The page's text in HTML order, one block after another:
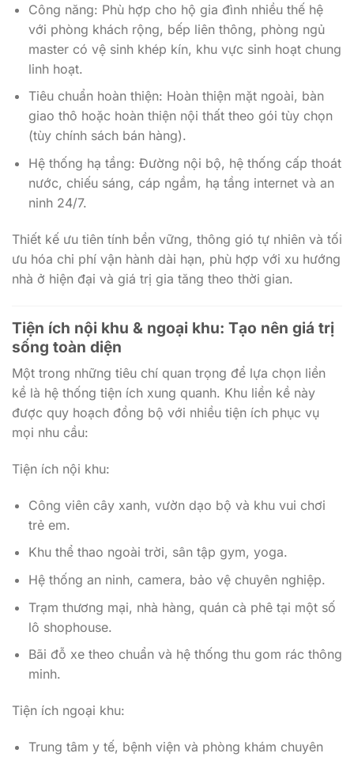
Công năng: Phù hợp cho hộ gia đình nhiều thế hệ
với phòng khách rộng, bếp liên thông, phòng ngủ
master có vệ sinh khép kín, khu vực sinh hoạt chung
linh hoạt.
Tiêu chuẩn hoàn thiện: Hoàn thiện mặt ngoài, bàn
giao thô hoặc hoàn thiện nội thất theo gói tùy chọn
(tùy chính sách bán hàng).
Hệ thống hạ tầng: Đường nội bộ, hệ thống cấp thoát
nước, chiếu sáng, cáp ngầm, hạ tầng internet và an
ninh 24/7.
Thiết kế ưu tiên tính bền vững, thông gió tự nhiên và tối
ưu hóa chi phí vận hành dài hạn, phù hợp với xu hướng
nhà ở hiện đại và giá trị gia tăng theo thời gian.
Tiện ích nội khu & ngoại khu: Tạo nên giá trị
sống toàn diện
Một trong những tiêu chí quan trọng để lựa chọn liền
kề là hệ thống tiện ích xung quanh. Khu liền kề này
được quy hoạch đồng bộ với nhiều tiện ích phục vụ
mọi nhu cầu:
Tiện ích nội khu:
Công viên cây xanh, vườn dạo bộ và khu vui chơi
trẻ em.
Khu thể thao ngoài trời, sân tập gym, yoga.
Hệ thống an ninh, camera, bảo vệ chuyên nghiệp.
Trạm thương mại, nhà hàng, quán cà phê tại một số
lô shophouse.
Bãi đỗ xe theo chuẩn và hệ thống thu gom rác thông
minh.
Tiện ích ngoại khu:
Trung tâm y tế, bệnh viện và phòng khám chuyên